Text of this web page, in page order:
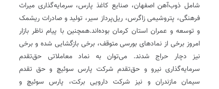
شامل ذوب‌آهن اصفهان، صنایع کاغذ پارس، سرمایه‌گذاری میراث
فرهنگی، پتروشیمی زاگرس، ریل‌پرداز سیر، تولید و صادرات ریشمک
و توسعه و عمران استان کرمان بوده‌اند.همچنین با پیام ناظر بازار
امروز برخی از نمادهای بورسی متوقف، برخی بازگشایی شده و برخی
نیز دچار حراج شدند. می‌توان به نماد معاملاتی حق‌تقدم
سرمایه‌گذاری نیرو و حق‌تقدم شرکت پارس سوئیچ و حق تقدم
سیمان مازندران و نیز شرکت دارویی برکت، پارس سوئیچ و